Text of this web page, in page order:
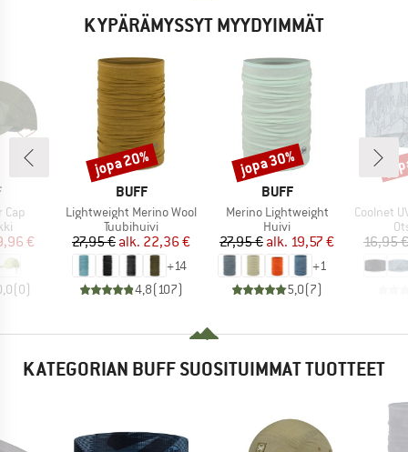
KYPÄRÄMYSSYT MYYDYIMMÄT
Cap
hinta
€
(0)
MERKKI
BUFF
Tuote
Lightweight Merino Wool
Tuoteryhmä
Tuubihuivi
Hinta
27,95 € Alennettu hinta
alk. 22,36 €
+14
4,8( 107)
Alennus
jopa 20%
MERKKI
BUFF
Tuote
Merino Lightweight
Tuoteryhmä
Huivi
Hinta
27,95 € Alennettu hinta
alk. 19,57 €
+1
5,0(7)
Alennus
jopa 30%
Tuote
Coolnet UV
16,95 €
KATEGORIAN BUFF SUOSITUIMMAT TUOTTEET